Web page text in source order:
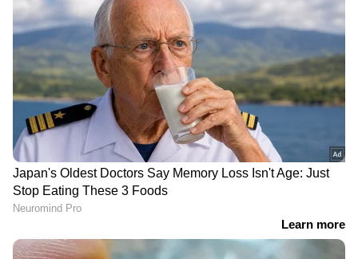
AFCAT ഔദ്യോഗിക വെബ്സൈറ്റായ
afcat.cdac.in. സന്ദർശിക്കുക
ഹോംപേജിൽ "കാൻഡിഡേറ്റ് ലോഗിൻ" ടാബിൽ
ക്ലിക്ക് ചെയ്യുക.
ക്ലാസ് പരീക്ഷ പുനർ
മൂല്യനിർണയം; അപേക്ഷ
നൽകാനുള്ള തീയതി
നീട്ടിയേക്കും
അറിയാം, പക്ഷേ...'; വാദം
കേൾക്കുന്നതിനിടെ
സുപ്രീം കോടതി
ജ‍ഡ്ജിയുടെ പരാമർശം,
വിവാഹമോചനക്കേസിൽ
യുവതിയുടെ ആവശ്യം
പരി​ഗണിച്ചു